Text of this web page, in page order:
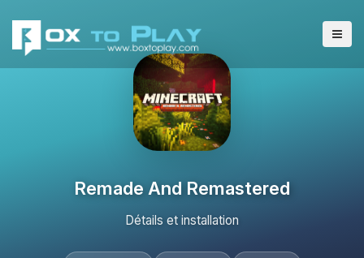
Remade And Remastered
Détails et installation